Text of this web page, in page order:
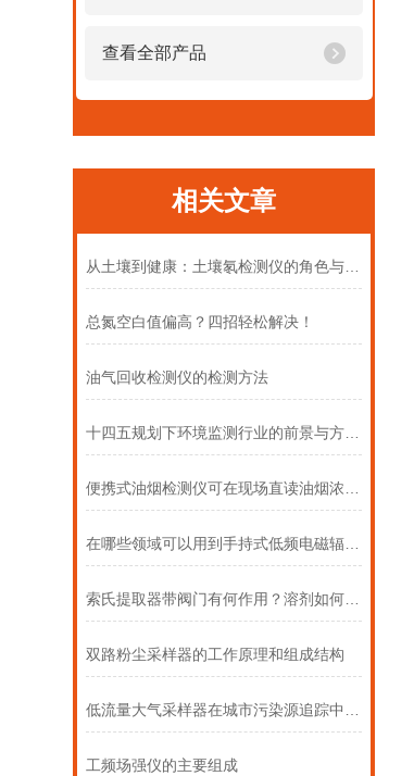
查看全部产品
相关文章
总氮空白值偏高？四招轻松解决！
油气回收检测仪的检测方法
双路粉尘采样器的工作原理和组成结构
工频场强仪的主要组成